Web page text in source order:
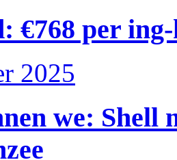
€768 per
2025
we: Shell